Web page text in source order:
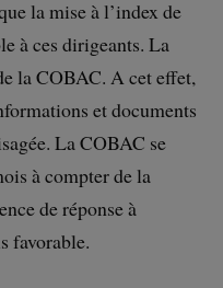
la mise à l’index de
à ces dirigeants. La
la COBAC. A cet effet,
et documents
La COBAC se
à compter de la
de réponse à
favorable.